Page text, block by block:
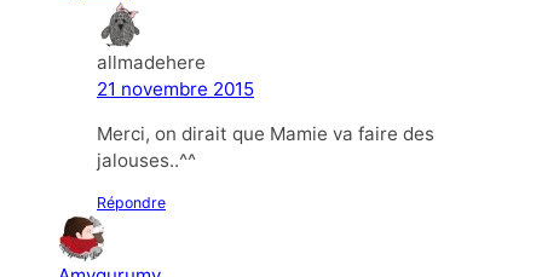
allmadehere
21 novembre 2015
Merci, on dirait que Mamie va faire des
jalouses..^^
Répondre